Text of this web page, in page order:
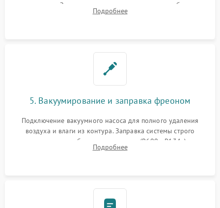
осушителя. Замена изношенных вентиляторов обдува,
сломанных заслонок или поврежденных дверных петель.
Подробнее
5. Вакуумирование и заправка фреоном
Подключение вакуумного насоса для полного удаления
воздуха и влаги из контура. Заправка системы строго
дозированным объемом хладагента (R600a, R134a) по
электронным весам. Контроль рабочего давления в системе.
Подробнее